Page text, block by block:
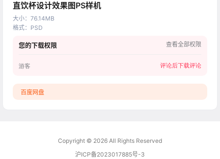
直饮杯设计效果图PS样机
大小： 76.14MB
格式： PSD
您的下载权限 查看全部权限
游客 评论后下载评论
百度网盘
Copyright © 2026 All Rights Reserved
沪ICP备2023017885号-3